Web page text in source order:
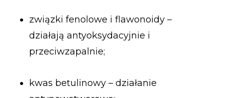
związki fenolowe i flawonoidy –
działają antyoksydacyjnie i
przeciwzapalnie;
kwas betulinowy – działanie